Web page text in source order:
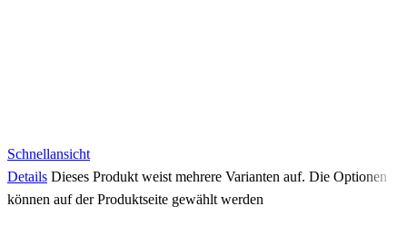
Schnellansicht
Details Dieses Produkt weist mehrere Varianten auf. Die Optionen
können auf der Produktseite gewählt werden